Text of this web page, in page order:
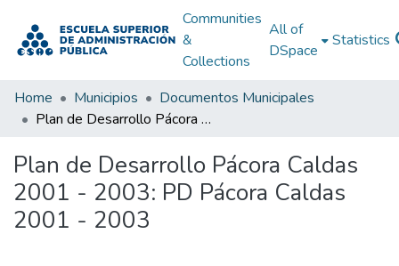
Communities
&
Collections
All of
DSpace
Statistics
Home Municipios
Documentos Municipales
Plan de Desarrollo Pácora Caldas 2001 - 2003: PD Pácora Caldas 2001 - 2003
Plan de Desarrollo Pácora Caldas
2001 - 2003: PD Pácora Caldas
2001 - 2003